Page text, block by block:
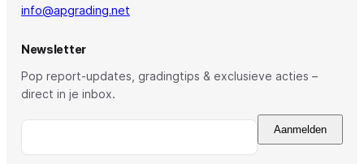
info@apgrading.net
Newsletter
Pop report-updates, gradingtips & exclusieve acties –
direct in je inbox.
Aanmelden